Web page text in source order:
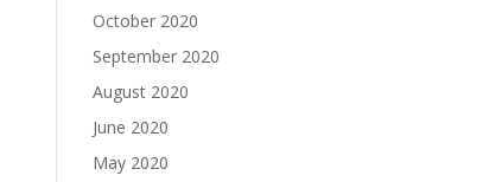
October 2020
September 2020
August 2020
June 2020
May 2020